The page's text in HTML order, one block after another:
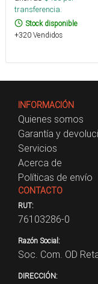
transferencia.
Stock disponible
+320 Vendidos
INFORMACIÓN
Quienes somos
Garantía y
Servicios
Acerca de
Políticas de envío
CONTACTO
RUT:
76103286-0
Razón Social:
Soc. Com. OD
DIRECCIÓN: